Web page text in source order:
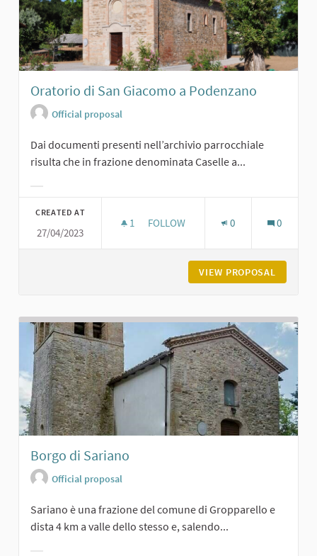
Oratorio di San Giacomo a Podenzano
Official proposal
Dai documenti presenti nell’archivio parrocchiale
risulta che in frazione denominata Caselle a...
CREATED AT
27/04/2023
1 1 FOLLOWER
FOLLOW 0 0
VIEW PROPOSAL
Borgo di Sariano
Official proposal
Sariano è una frazione del comune di Gropparello e
dista 4 km a valle dello stesso e, salendo...